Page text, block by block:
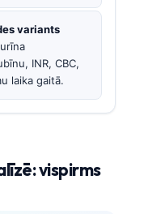
variants
INR, CBC,
laika gaitā.
vispirms